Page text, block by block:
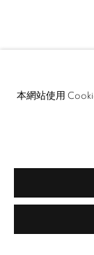
本網站使用